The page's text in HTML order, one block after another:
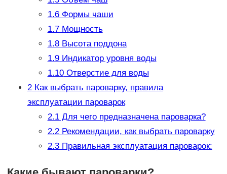
1.6Формы чаши
1.7Мощность
1.8Высота поддона
1.9Индикатор уровня воды
1.10Отверстие для воды
2Как выбрать пароварку, правила
эксплуатации пароварок
2.1Для чего предназначена пароварка?
2.2Рекомендации, как выбрать пароварку
2.3Правильная эксплуатация пароварок: